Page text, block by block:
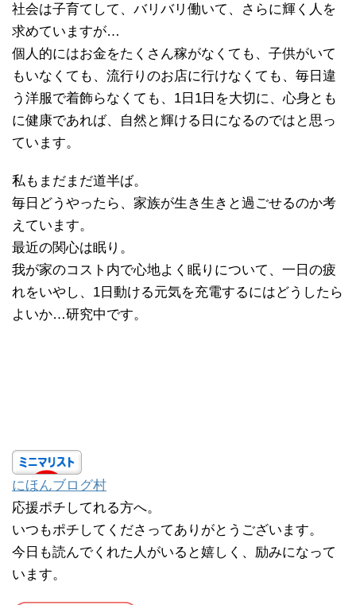
社会は子育てして、バリバリ働いて、さらに輝く人を
求めていますが…
個人的にはお金をたくさん稼がなくても、子供がいて
もいなくても、流行りのお店に行けなくても、毎日違
う洋服で着飾らなくても、1日1日を大切に、心身とも
に健康であれば、自然と輝ける日になるのではと思っ
ています。
私もまだまだ道半ば。
毎日どうやったら、家族が生き生きと過ごせるのか考
えています。
最近の関心は眠り。
我が家のコスト内で心地よく眠りについて、一日の疲
れをいやし、1日動ける元気を充電するにはどうしたら
よいか…研究中です。
にほんブログ村
応援ポチしてれる方へ。
いつもポチしてくださってありがとうございます。
今日も読んでくれた人がいると嬉しく、励みになって
います。